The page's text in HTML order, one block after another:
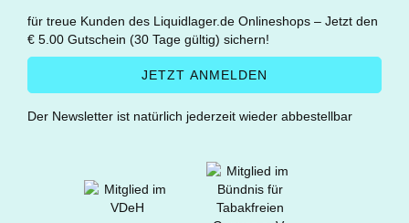
für treue Kunden des Liquidlager.de Onlineshops – Jetzt den
€ 5.00 Gutschein (30 Tage gültig) sichern!
Der Newsletter ist natürlich jederzeit wieder abbestellbar